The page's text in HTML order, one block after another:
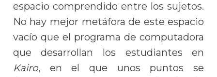
espacio comprendido entre los sujetos.
No hay mejor metáfora de este espacio
vacío que el programa de computadora
que desarrollan los estudiantes en
Kairo, en el que unos puntos se